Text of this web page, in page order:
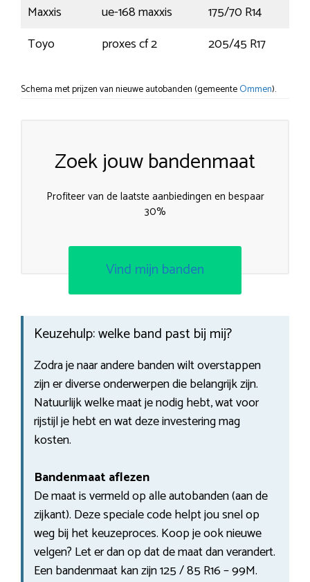
Maxxis
ue-168 maxxis 175/70 R14
Toyo
proxes cf 2 205/45 R17
Schema met prijzen van nieuwe autobanden (gemeenteOmmen).
Zoek jouw bandenmaat
Profiteer van de laatste aanbiedingen en bespaar
30%
Vind mijn banden
Keuzehulp: welke band past bij mij?
Zodra je naar andere banden wilt overstappen
zijn er diverse onderwerpen die belangrijk zijn.
Natuurlijk welke maat je nodig hebt, wat voor
rijstijl je hebt en wat deze investering mag
kosten.
Bandenmaat aflezen
De maat is vermeld op alle autobanden (aan de
zijkant). Deze speciale code helpt jou snel op
weg bij het keuzeproces. Koop je ook nieuwe
velgen? Let er dan op dat de maat dan verandert.
Een bandenmaat kan zijn 125 / 85 R16 – 99M.